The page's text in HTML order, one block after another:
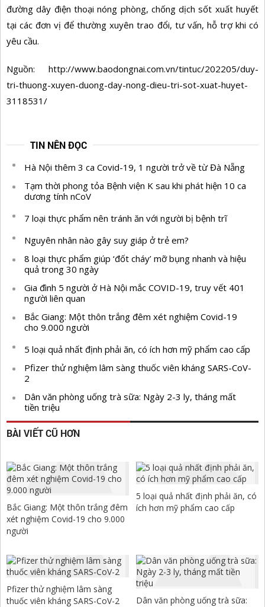
đường dây điện thoại nóng phòng, chống dịch sốt xuất huyết
tại các đơn vị để thường xuyên trao đổi, tư vấn, hỗ trợ khi có
yêu cầu.
Nguồn: http://www.baodongnai.com.vn/tintuc/202205/duy-
tri-thuong-xuyen-duong-day-nong-dieu-tri-sot-xuat-huyet-
3118531/
TIN NÊN ĐỌC
Hà Nội thêm 3 ca Covid-19, 1 người trở về từ Đà Nẵng
Tạm thời phong tỏa Bệnh viện K sau khi phát hiện 10 ca
dương tính nCoV
7 loại thực phẩm nên tránh ăn với người bị bệnh trĩ
Nguyên nhân nào gây suy giáp ở trẻ em?
8 loại thực phẩm giúp ‘đốt cháy’ mỡ bụng nhanh và hiệu
quả trong 30 ngày
Gia đình 5 người ở Hà Nội mắc COVID-19, truy vết 401
người liên quan
Bắc Giang: Một thôn trắng đêm xét nghiệm Covid-19
cho 9.000 người
5 loại quả nhất định phải ăn, có ích hơn mỹ phẩm cao cấp
Pfizer thử nghiệm lâm sàng thuốc viên kháng SARS-CoV-
2
Dân văn phòng uống trà sữa: Ngày 2-3 ly, tháng mất
tiền triệu
BÀI VIẾT CŨ HƠN
Bắc Giang: Một thôn trắng đêm
xét nghiệm Covid-19 cho 9.000
người
5 loại quả nhất định phải ăn, có
ích hơn mỹ phẩm cao cấp
Pfizer thử nghiệm lâm sàng
thuốc viên kháng SARS-CoV-2
Dân văn phòng uống trà sữa: